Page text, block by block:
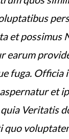
et possimus
earum
fuga. Officia
et
Veritatis
quo